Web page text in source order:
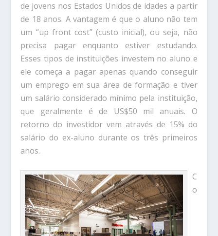
de jovens nos Estados Unidos de idades a partir
de 18 anos. A vantagem é que o aluno não tem
um “up front cost” (custo inicial), ou seja, não
precisa pagar enquanto estiver estudando.
Esses tipos de instituições investem no aluno e
ele começa a pagar apenas quando conseguir
um emprego em sua área de formação e tiver
um salário considerado mínimo pela instituição,
que geralmente é de US$50 mil anuais. O
retorno do investidor vem através de 15% do
salário do ex-aluno durante os três primeiros
anos.
C
o